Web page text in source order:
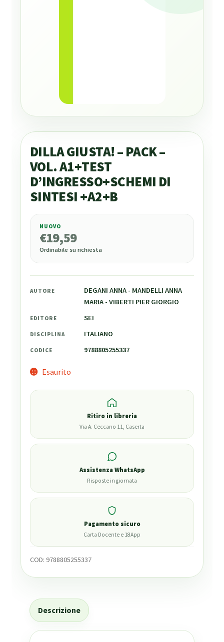
DILLA GIUSTA! – PACK –
VOL. A1+TEST
D’INGRESSO+SCHEMI DI
SINTESI +A2+B
19,59
NUOVO
€19,59
Ordinabile su richiesta
AUTORE
DEGANI ANNA - MANDELLI ANNA
MARIA - VIBERTI PIER GIORGIO
EDITORE SEI
DISCIPLINA ITALIANO
CODICE 9788805255337
Esaurito
Ritiro in libreria
Via A. Ceccano 11, Caserta
Assistenza WhatsApp
Risposte in giornata
Pagamento sicuro
Carta Docente e 18App
COD: 9788805255337
Descrizione